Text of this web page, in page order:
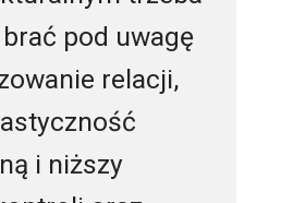
pod uwagę
relacji,
i niższy